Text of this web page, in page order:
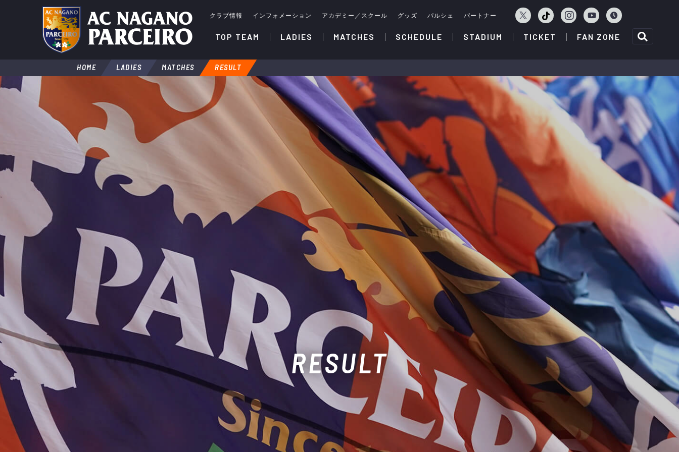
クラブ情報 インフォメーション アカデミー／スクール グッズ パルシェ パートナー
TOP TEAM LADIES MATCHES SCHEDULE STADIUM TICKET FAN ZONE
HOME LADIES MATCHES RESULT
RESULT